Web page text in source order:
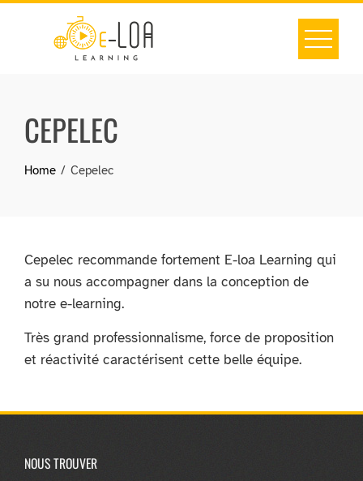
CEPELEC
Home Cepelec
Cepelec recommande fortement E-loa Learning qui
a su nous accompagner dans la conception de
notre e-learning.
Très grand professionnalisme, force de proposition
et réactivité caractérisent cette belle équipe.
NOUS TROUVER